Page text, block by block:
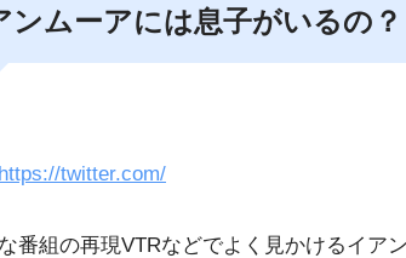
ンムーアには息子がいるの？
twitter.com/
番組の再現VTRなどでよく見かけるイアン